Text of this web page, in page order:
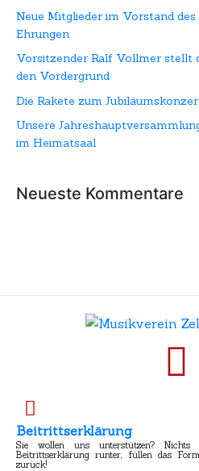
Neue Mitglieder im Vorstand
Ehrungen
Vorsitzender Ralf Vollmer stellt
den Vordergrund
Die Rakete zum
Unsere
im Heimatsaal
Neueste Kommentare
Beitrittserklärung
Sie wollen uns unterstützen?
Beitrittserklärung runter, füllen das
zurück!